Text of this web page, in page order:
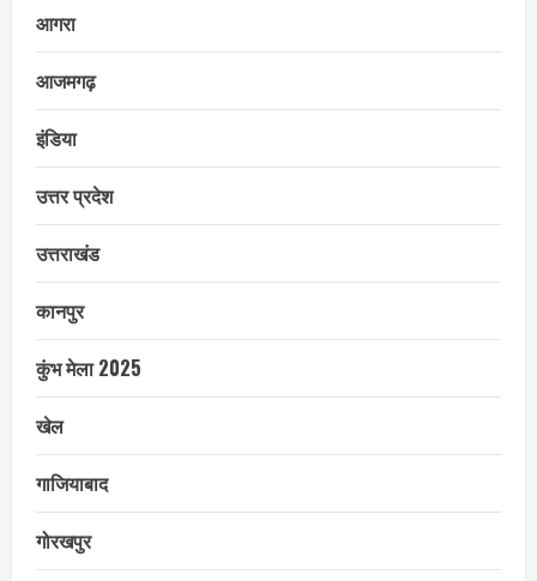
आगरा
आजमगढ़
इंडिया
उत्तर प्रदेश
उत्तराखंड
कानपुर
कुंभ मेला 2025
खेल
गाजियाबाद
गोरखपुर